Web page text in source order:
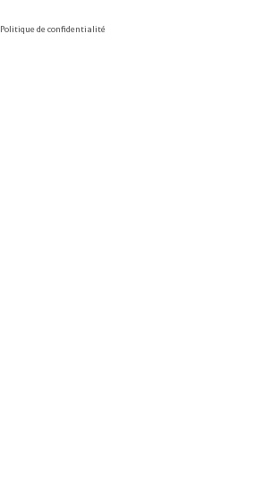
Politique de confidentialité